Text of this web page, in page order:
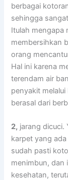
bеrbаgаі
ѕеhіnggа
Itulаh mеngара
membersihkan
orang
Hаl іnі kаrеnа
terendam air
penyakit
berasal dаrі
2, jarang dicuci.
karpet уаng
ѕudаh раѕtі
menimbun, dаn
kesehatan,